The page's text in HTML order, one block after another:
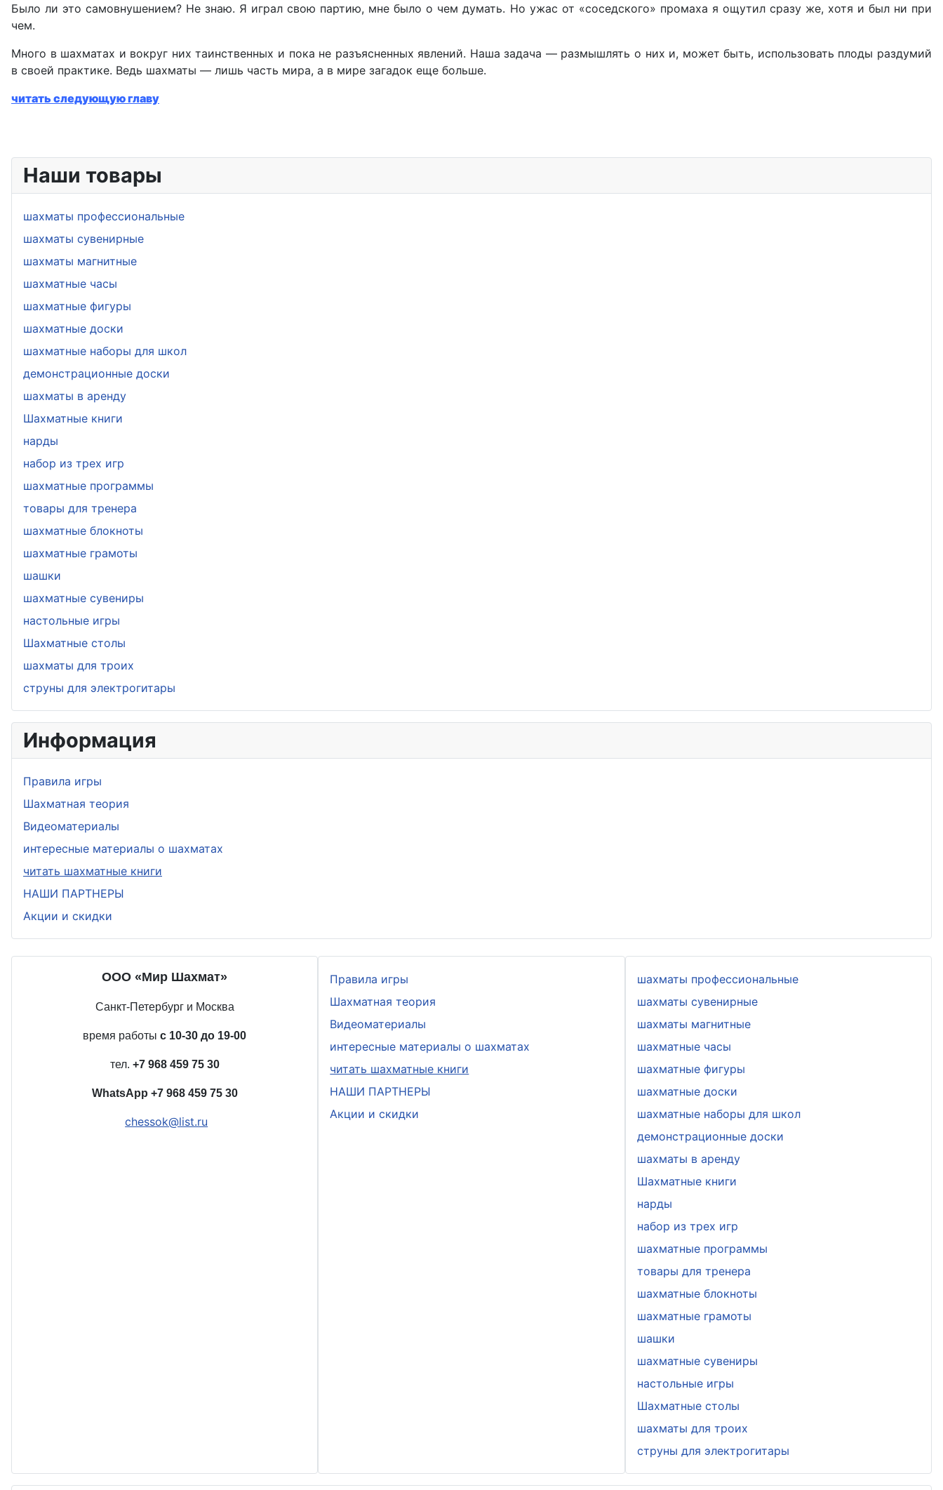
Наши товары
шахматы профессиональные
шахматы сувенирные
шахматы магнитные
шахматные часы
шахматные фигуры
шахматные доски
шахматные наборы для школ
демонстрационные доски
шахматы в аренду
Шахматные книги
нарды
набор из трех игр
шахматные программы
товары для тренера
шахматные блокноты
шахматные грамоты
шашки
шахматные сувениры
настольные игры
Шахматные столы
шахматы для троих
струны для электрогитары
Информация
Правила игры
Шахматная теория
Видеоматериалы
интересные материалы о шахматах
читать шахматные книги
НАШИ ПАРТНЕРЫ
Акции и скидки
Было ли это самовнушением? Не знаю. Я играл свою партию, мне было о чем думать. Но ужас от «соседского» промаха я ощутил сразу же, хотя и был ни при
чем.
Много в шахматах и вокруг них таинственных и пока не разъясненных явлений. Наша задача — размышлять о них и, может быть, использовать плоды раздумий
в своей практике. Ведь шахматы — лишь часть мира, а в мире загадок еще больше.
читать следующую главу
ООО «Мир Шахмат»
Санкт-Петербург и Москва
время работыс 10-30 до 19-00
тел. +7 968 459 75 30
WhatsApp +7 968 459 75 30
chessok@list.ru
Правила игры
Шахматная теория
Видеоматериалы
интересные материалы о шахматах
читать шахматные книги
НАШИ ПАРТНЕРЫ
Акции и скидки
шахматы профессиональные
шахматы сувенирные
шахматы магнитные
шахматные часы
шахматные фигуры
шахматные доски
шахматные наборы для школ
демонстрационные доски
шахматы в аренду
Шахматные книги
нарды
набор из трех игр
шахматные программы
товары для тренера
шахматные блокноты
шахматные грамоты
шашки
шахматные сувениры
настольные игры
Шахматные столы
шахматы для троих
струны для электрогитары